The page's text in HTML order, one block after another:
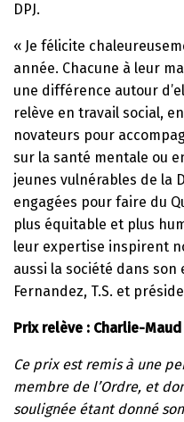
DPJ.
« Je félicite
année. Chacune à leur
une différence autour
relève en travail social,
novateurs pour
sur la santé mentale ou
jeunes vulnérables de la
engagées pour faire du
plus équitable et plus
leur expertise inspirent
aussi la société dans son
Fernandez, T.S. et
Prix relève : Charlie-Maud
Ce prix est remis à une
membre de l’Ordre, et
soulignée étant donné